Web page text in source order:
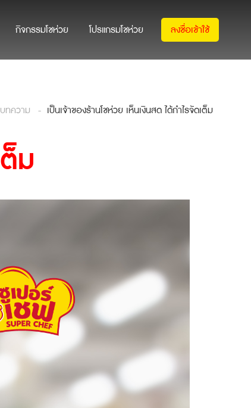
กิจกรรมโชห่วย โปรแกรมโชห่วย ลงชื่อเข้าใช้
บทความ เป็นเจ้าของร้านโชห่วย เห็นเงินสด ได้กำไรจัดเต็ม
ม